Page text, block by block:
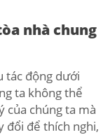
nhà chung
tác động dưới
ta không thể
của chúng ta mà
đổi để thích nghi,